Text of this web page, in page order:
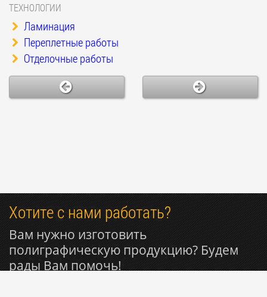
ТЕХНОЛОГИИ
Ламинация
Переплетные работы
Отделочные работы
Хотите с нами работать?
Вам нужно изготовить
полиграфическую продукцию? Будем
рады Вам помочь!